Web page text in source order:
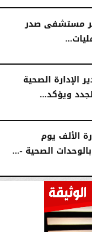
مستشفى صدر
الإدارة الصحية
ويؤكد...
الألف يوم
الصحية -...